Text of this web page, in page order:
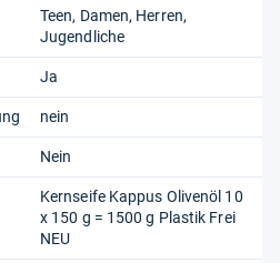
Teen, Damen, Herren,
Jugendliche
Ja
nein
Nein
Kernseife Kappus Olivenöl 10
x 150 g = 1500 g Plastik Frei
NEU